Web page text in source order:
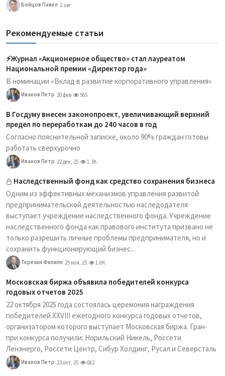
Бойцов Павел 2 авг
Рекомендуемые статьи
⚡️Журнал «Акционерное общество» стал лауреатом
Национальной премии «Директор года»
В номинации «Вклад в развитие корпоративного управления»
Иванов Петр 20 фев 565
В Госдуму внесен законопроект, увеличивающий верхний
предел по переработкам до 240 часов в год
Согласно пояснительной записке, около 90% граждан готовы
работать сверхурочно
Иванов Петр 22 дек, 25 1.3K
Наследственный фонд как средство сохранения бизнеса
Одним из эффективных механизмов управления развитой
предпринимательской деятельностью наследодателя
выступает учреждение наследственного фонда. Учреждение
наследственного фонда как правового института призвано не
только разрешить личные проблемы предпринимателя, но и
сохранить функционирующий бизнес...
Терехин Филипп 25 ноя, 25 1.8K
Московская биржа объявила победителей конкурса
годовых отчетов 2025
22 октября 2025 года состоялась церемония награждения
победителей XXVIII ежегодного конкурса годовых отчетов,
организатором которого выступает Московская биржа. Гран-
при конкурса получили: Норильский Никель, Россети
Ленэнерго, Россети Центр, Сибур Холдинг, Русал и Северсталь
Иванов Петр 23 окт, 25 682